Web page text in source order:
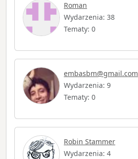
Roman
Wydarzenia: 38
Tematy: 0
embasbm@gmail.com
Wydarzenia: 9
Tematy: 0
Robin Stammer
Wydarzenia: 4